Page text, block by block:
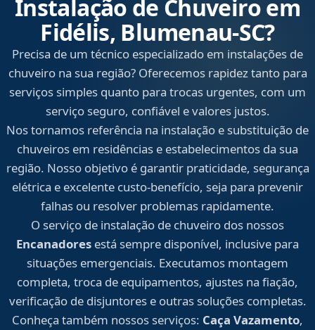
Instalação de Chuveiro em
Fidélis, Blumenau‑SC?
Precisa de um técnico especializado em instalações de
chuveiro na sua região? Oferecemos rapidez tanto para
serviços simples quanto para trocas urgentes, com um
serviço seguro, confiável e valores justos.
Nos tornamos referência na instalação e substituição de
chuveiros em residências e estabelecimentos da sua
região. Nosso objetivo é garantir praticidade, segurança
elétrica e excelente custo-benefício, seja para prevenir
falhas ou resolver problemas rapidamente.
O serviço de instalação de chuveiro dos nossos
Encanadores está sempre disponível, inclusive para
situações emergenciais. Executamos montagem
completa, troca de equipamentos, ajustes na fiação,
verificação de disjuntores e outras soluções completas.
Conheça também nossos serviços: Caça Vazamento,